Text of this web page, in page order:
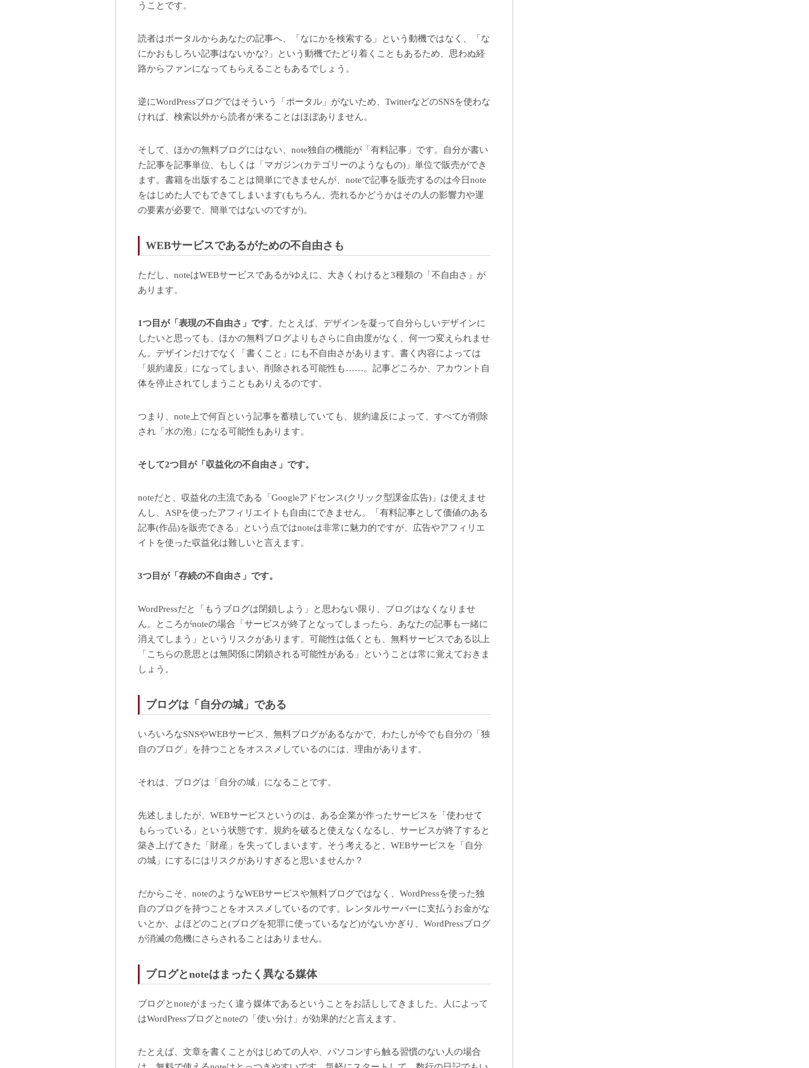
うことです。
読者はポータルからあなたの記事へ、「なにかを検索する」という動機ではなく、「な
にかおもしろい記事はないかな?」という動機でたどり着くこともあるため、思わぬ経
路からファンになってもらえることもあるでしょう。
逆にWordPressブログではそういう「ポータル」がないため、TwitterなどのSNSを使わな
ければ、検索以外から読者が来ることはほぼありません。
そして、ほかの無料ブログにはない、note独自の機能が「有料記事」です。自分が書い
た記事を記事単位、もしくは「マガジン(カテゴリーのようなもの)」単位で販売ができ
ます。書籍を出版することは簡単にできませんが、noteで記事を販売するのは今日note
をはじめた人でもできてしまいます(もちろん、売れるかどうかはその人の影響力や運
の要素が必要で、簡単ではないのですが)。
WEBサービスであるがための不自由さも
ただし、noteはWEBサービスであるがゆえに、大きくわけると3種類の「不自由さ」が
あります。
1つ目が「表現の不自由さ」です。たとえば、デザインを凝って自分らしいデザインに
したいと思っても、ほかの無料ブログよりもさらに自由度がなく、何一つ変えられませ
ん。デザインだけでなく「書くこと」にも不自由さがあります。書く内容によっては
「規約違反」になってしまい、削除される可能性も……。記事どころか、アカウント自
体を停止されてしまうこともありえるのです。
つまり、note上で何百という記事を蓄積していても、規約違反によって、すべてが削除
され「水の泡」になる可能性もあります。
そして2つ目が「収益化の不自由さ」です。
noteだと、収益化の主流である「Googleアドセンス(クリック型課金広告)」は使えませ
んし、ASPを使ったアフィリエイトも自由にできません。「有料記事として価値のある
記事(作品)を販売できる」という点ではnoteは非常に魅力的ですが、広告やアフィリエ
イトを使った収益化は難しいと言えます。
3つ目が「存続の不自由さ」です。
WordPressだと「もうブログは閉鎖しよう」と思わない限り、ブログはなくなりませ
ん。ところがnoteの場合「サービスが終了となってしまったら、あなたの記事も一緒に
消えてしまう」というリスクがあります。可能性は低くとも、無料サービスである以上
「こちらの意思とは無関係に閉鎖される可能性がある」ということは常に覚えておきま
しょう。
ブログは「自分の城」である
いろいろなSNSやWEBサービス、無料ブログがあるなかで、わたしが今でも自分の「独
自のブログ」を持つことをオススメしているのには、理由があります。
それは、ブログは「自分の城」になることです。
先述しましたが、WEBサービスというのは、ある企業が作ったサービスを「使わせて
もらっている」という状態です。規約を破ると使えなくなるし、サービスが終了すると
築き上げてきた「財産」を失ってしまいます。そう考えると、WEBサービスを「自分
の城」にするにはリスクがありすぎると思いませんか？
だからこそ、noteのようなWEBサービスや無料ブログではなく、WordPressを使った独
自のブログを持つことをオススメしているのです。レンタルサーバーに支払うお金がな
いとか、よほどのこと(ブログを犯罪に使っているなど)がないかぎり、WordPressブログ
が消滅の危機にさらされることはありません。
ブログとnoteはまったく異なる媒体
ブログとnoteがまったく違う媒体であるということをお話ししてきました。人によって
はWordPressブログとnoteの「使い分け」が効果的だと言えます。
たとえば、文章を書くことがはじめての人や、パソコンすら触る習慣のない人の場合